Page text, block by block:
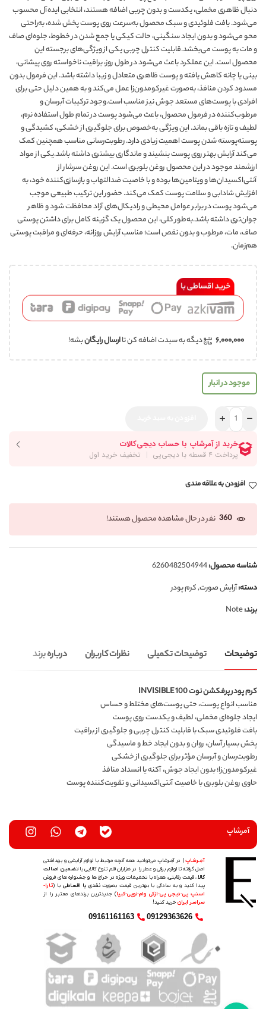
دنبال ظاهری مخملی، یکدست و بدون چربی اضافه هستند، انتخابی ایده‌آل محسوب
می‌شود. بافت فلوئیدی و سبک محصول به‌سرعت روی پوست پخش شده، به‌راحتی
محو می‌شود و بدون ایجاد سنگینی، حالت کیکی یا جمع شدن در خطوط، جلوه‌ای صاف
و مات ‌به پوست می‌بخشد.قابلیت کنترل چربی یکی از ویژگی‌های برجسته این
محصول است. این عملکرد باعث می‌شود در طول روز، براقیت ناخواسته روی پیشانی،
بینی یا چانه کاهش یافته و پوست ظاهری متعادل و زیبا داشته باشد. این فرمول بدون
مسدود کردن منافذ، به‌صورت غیرکومدون‌زا عمل می‌کند و به همین دلیل حتی برای
افرادی با پوست‌های مستعد جوش نیز مناسب است.وجود ترکیبات آبرسان و
مرطوب‌کننده در فرمول محصول، باعث می‌شود پوست در تمام طول استفاده نرم،
لطیف و تازه باقی بماند. این ویژگی به‌خصوص برای جلوگیری از خشکی، کشیدگی و
پوسته‌پوسته شدن پوست اهمیت زیادی دارد. رطوبت‌رسانی مناسب همچنین کمک
می‌کند آرایش بهتر روی پوست بنشیند و ماندگاری بیشتری داشته باشد.یکی از مواد
ارزشمند موجود در این محصول روغن بلوبری است. این روغن سرشار از
آنتی‌اکسیدان‌ها و ویتامین‌ها بوده و با خاصیت ضدالتهاب و بازسازی‌کننده خود، به
افزایش شادابی و سلامت پوست کمک می‌کند. حضور این ترکیب طبیعی موجب
می‌شود پوست در برابر عوامل محیطی و رادیکال‌های آزاد محافظت شود و ظاهر
جوان‌تری داشته باشد.به‌طور کلی، این محصول یک گزینه کامل برای داشتن پوستی
صاف، مات، مرطوب و بدون نقص است؛ مناسب آرایش روزانه، حرفه‌ای و مراقبت پوستی
هم‌زمان.
۶,۰۰۰,۰۰۰ دیگه به سبدت اضافه کن تاارسال رایگانبشه!
موجود در انبار
افزودن به علاقه مندی
360 نفر در حال مشاهده محصول هستند!
شناسه محصول:6260482504944
دسته:آرایش صورت,کرم پودر
برند:Note
توضیحات توضیحات تکمیلی نظرات کاربران درباره برند
کرم پودر پرفکشن نوت INVISIBLE 100
مناسب انواع پوست، حتی پوست‌های مختلط و حساس
ایجاد جلوه‌ای مخملی، لطیف و یکدست روی پوست
بافت فلوئیدی سبک با قابلیت کنترل چربی و جلوگیری از براقیت
پخش بسیار آسان، روان و بدون ایجاد خط و ماسیدگی
رطوبت‌رسان و آبرسان مؤثر برای جلوگیری از خشکی
غیرکومدون‌زا؛ بدون ایجاد جوش، آکنه یا انسداد منافذ
حاوی روغن بلوبری با خاصیت آنتی‌اکسیدانی و تقویت‌کننده پوست
آمرشاپ
آمِـرشاپ| در آمِـرشاپ می‌توانید همه آنچه مرتبط با لوازم آرایشی و بهداشتی
اصل گرفته تا لوازم برقی و عطر را در هزاران قلم تنوع کالایی باتضمین اصالت
کالا، قیمت رقابتی، همراه با تخفیفات ویژه در حراج ها و جشنواره های فروش
پیدا کنید و به سادگی با بهترین قیمت بصورتنقدی یا اقساطی با (تارا-
اسنپ پی-دیجی پی-ازکی وام-نوپی-کیپا) جدیدترین‌ برندهای معتبر را از
سراسر ایرانخرید کنید!
09129363626
09161161163